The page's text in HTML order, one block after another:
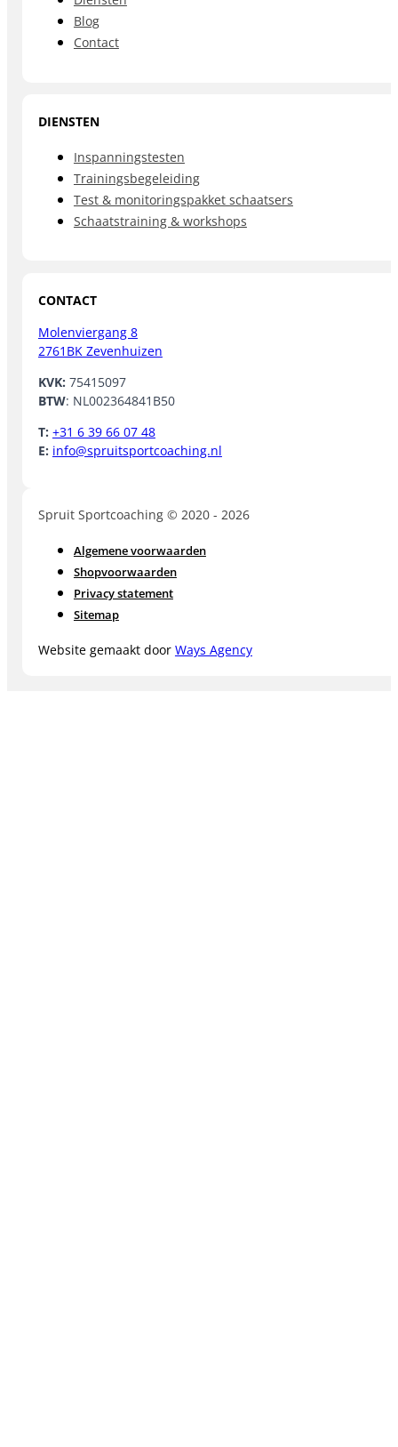
Blog
Contact
DIENSTEN
Inspanningstesten
Trainingsbegeleiding
Test & monitoringspakket schaatsers
Schaatstraining & workshops
CONTACT
Molenviergang 8
2761BK Zevenhuizen
KVK: 75415097
BTW: NL002364841B50
T: +31 6 39 66 07 48
E: info@spruitsportcoaching.nl
Spruit Sportcoaching © 2020 - 2026
Algemene voorwaarden
Shopvoorwaarden
Privacy statement
Sitemap
Website gemaakt door Ways Agency